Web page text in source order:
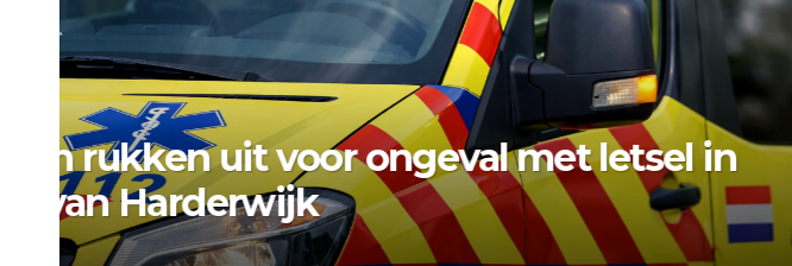
NIEUWS NIEUWS ERMELO
Gemeente Ermelo wijst bezwaar
standplaats op Markt stopt eind 2026
7 AUGUSTUS 2026